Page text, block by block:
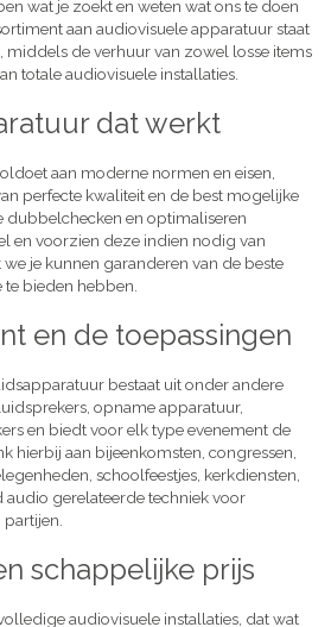
wat je zoekt en weten wat ons te doen
aan audiovisuele apparatuur staat
middels de verhuur van zowel losse items
totale audiovisuele installaties.
dat werkt
aan moderne normen en eisen,
perfecte kwaliteit en de best mogelijke
dubbelchecken en optimaliseren
en voorzien deze indien nodig van
je kunnen garanderen van de beste
bieden hebben.
en de toepassingen
bestaat uit onder andere
opname apparatuur,
en biedt voor elk type evenement de
hierbij aan bijeenkomsten, congressen,
schoolfeestjes, kerkdiensten,
gerelateerde techniek voor
schappelijke prijs
audiovisuele installaties, dat wat